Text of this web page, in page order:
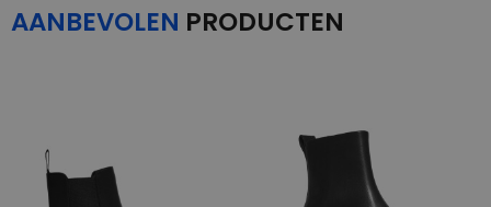
AANBEVOLEN PRODUCTEN